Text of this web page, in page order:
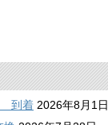
到着 2026年8月1日